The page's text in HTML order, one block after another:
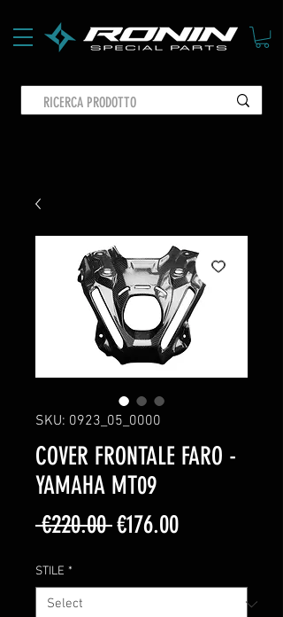
SKU: 0923_05_0000
COVER FRONTALE FARO -
YAMAHA MT09
€220.00 Regular
€176.00Sale
STILE *